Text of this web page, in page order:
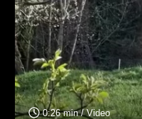
0:26 min / Video